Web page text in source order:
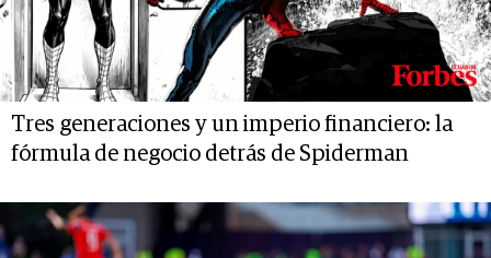
Tres generaciones y un imperio financiero: la
fórmula de negocio detrás de Spiderman